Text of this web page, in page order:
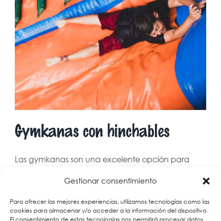
Gestionar consentimiento
Para ofrecer las mejores experiencias, utilizamos tecnologías como las
cookies para almacenar y/o acceder a la información del dispositivo.
El consentimiento de estas tecnologías nos permitirá procesar datos
Gymkanas con hinchables
Las gymkanas son una excelente opción para
18 julio, 2024 | Noticias | Sin comentarios